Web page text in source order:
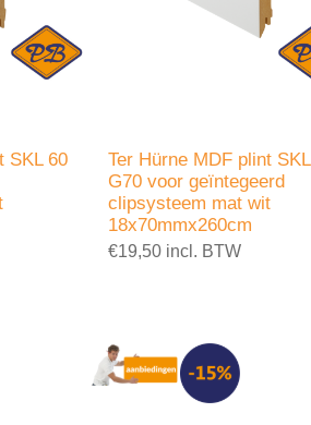
SKL 60
Ter Hürne MDF plint SKL
G70 voor geïntegeerd
clipsysteem mat wit
18x70mmx260cm
€19,50 incl. BTW